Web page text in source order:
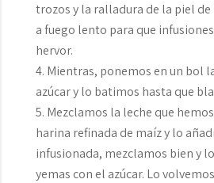
trozos y la ralladura de la piel
a fuego lento para que
hervor.
Mientras, ponemos en un bol
azúcar y lo batimos hasta que
Mezclamos la leche que
harina refinada de maíz y lo
infusionada, mezclamos bien y
yemas con el azúcar. Lo